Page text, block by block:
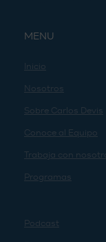
MENU
Inicio
Nosotros
Sobre Carlos Devis
Conoce al Equipo
Trabaja con
Programas
Podcast